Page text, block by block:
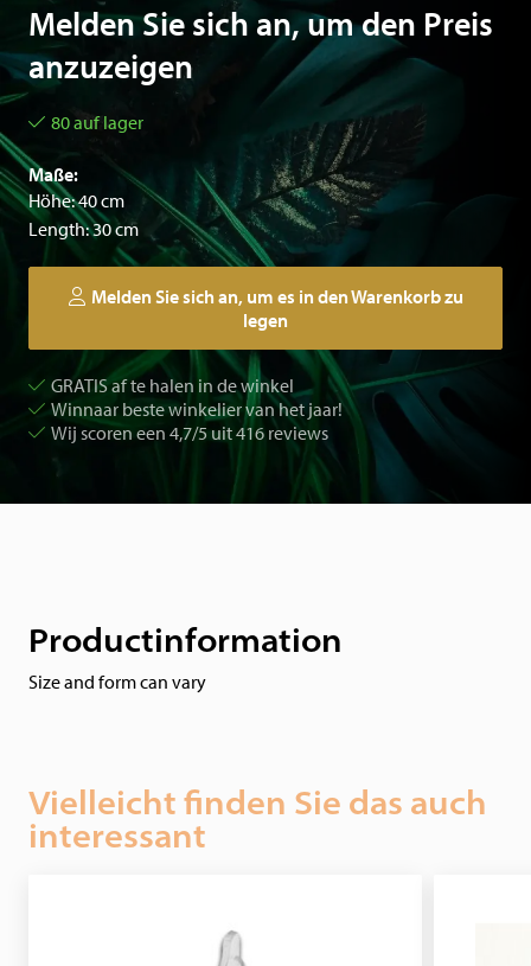
Melden Sie sich an, um den Preis
anzuzeigen
80 auf lager
Maße:
Höhe: 40 cm
Length: 30 cm
Melden Sie sich an, um es in den Warenkorb zu
legen
GRATIS af te halen in de winkel
Winnaar beste winkelier van het jaar!
Wij scoren een 4,7/5 uit 416 reviews
Productinformation
Size and form can vary
Vielleicht finden Sie das auch
interessant